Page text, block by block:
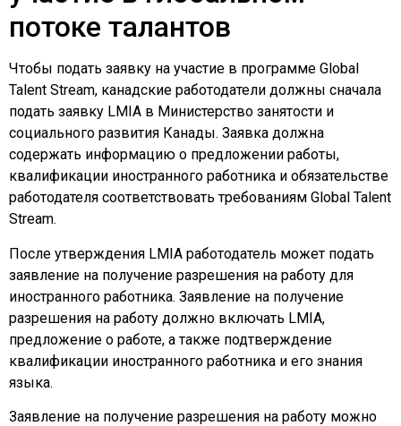
потоке талантов
Чтобы подать заявку на участие в программе Global
Talent Stream, канадские работодатели должны сначала
подать заявку LMIA в Министерство занятости и
социального развития Канады. Заявка должна
содержать информацию о предложении работы,
квалификации иностранного работника и обязательстве
работодателя соответствовать требованиям Global Talent
Stream.
После утверждения LMIA работодатель может подать
заявление на получение разрешения на работу для
иностранного работника. Заявление на получение
разрешения на работу должно включать LMIA,
предложение о работе, а также подтверждение
квалификации иностранного работника и его знания
языка.
Заявление на получение разрешения на работу можно